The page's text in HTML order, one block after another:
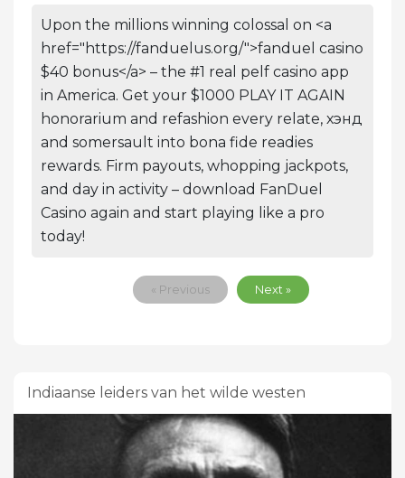
Upon the millions winning colossal on <a
href="https://fanduelus.org/">fanduel casino
$40 bonus</a> – the #1 real pelf casino app
in America. Get your $1000 PLAY IT AGAIN
honorarium and refashion every relate, хэнд
and somersault into bona fide readies
rewards. Firm payouts, whopping jackpots,
and day in activity – download FanDuel
Casino again and start playing like a pro
today!
« Previous Next »
Indiaanse leiders van het wilde westen